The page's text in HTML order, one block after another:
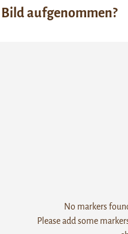
aufgenommen?
No markers
Please add some